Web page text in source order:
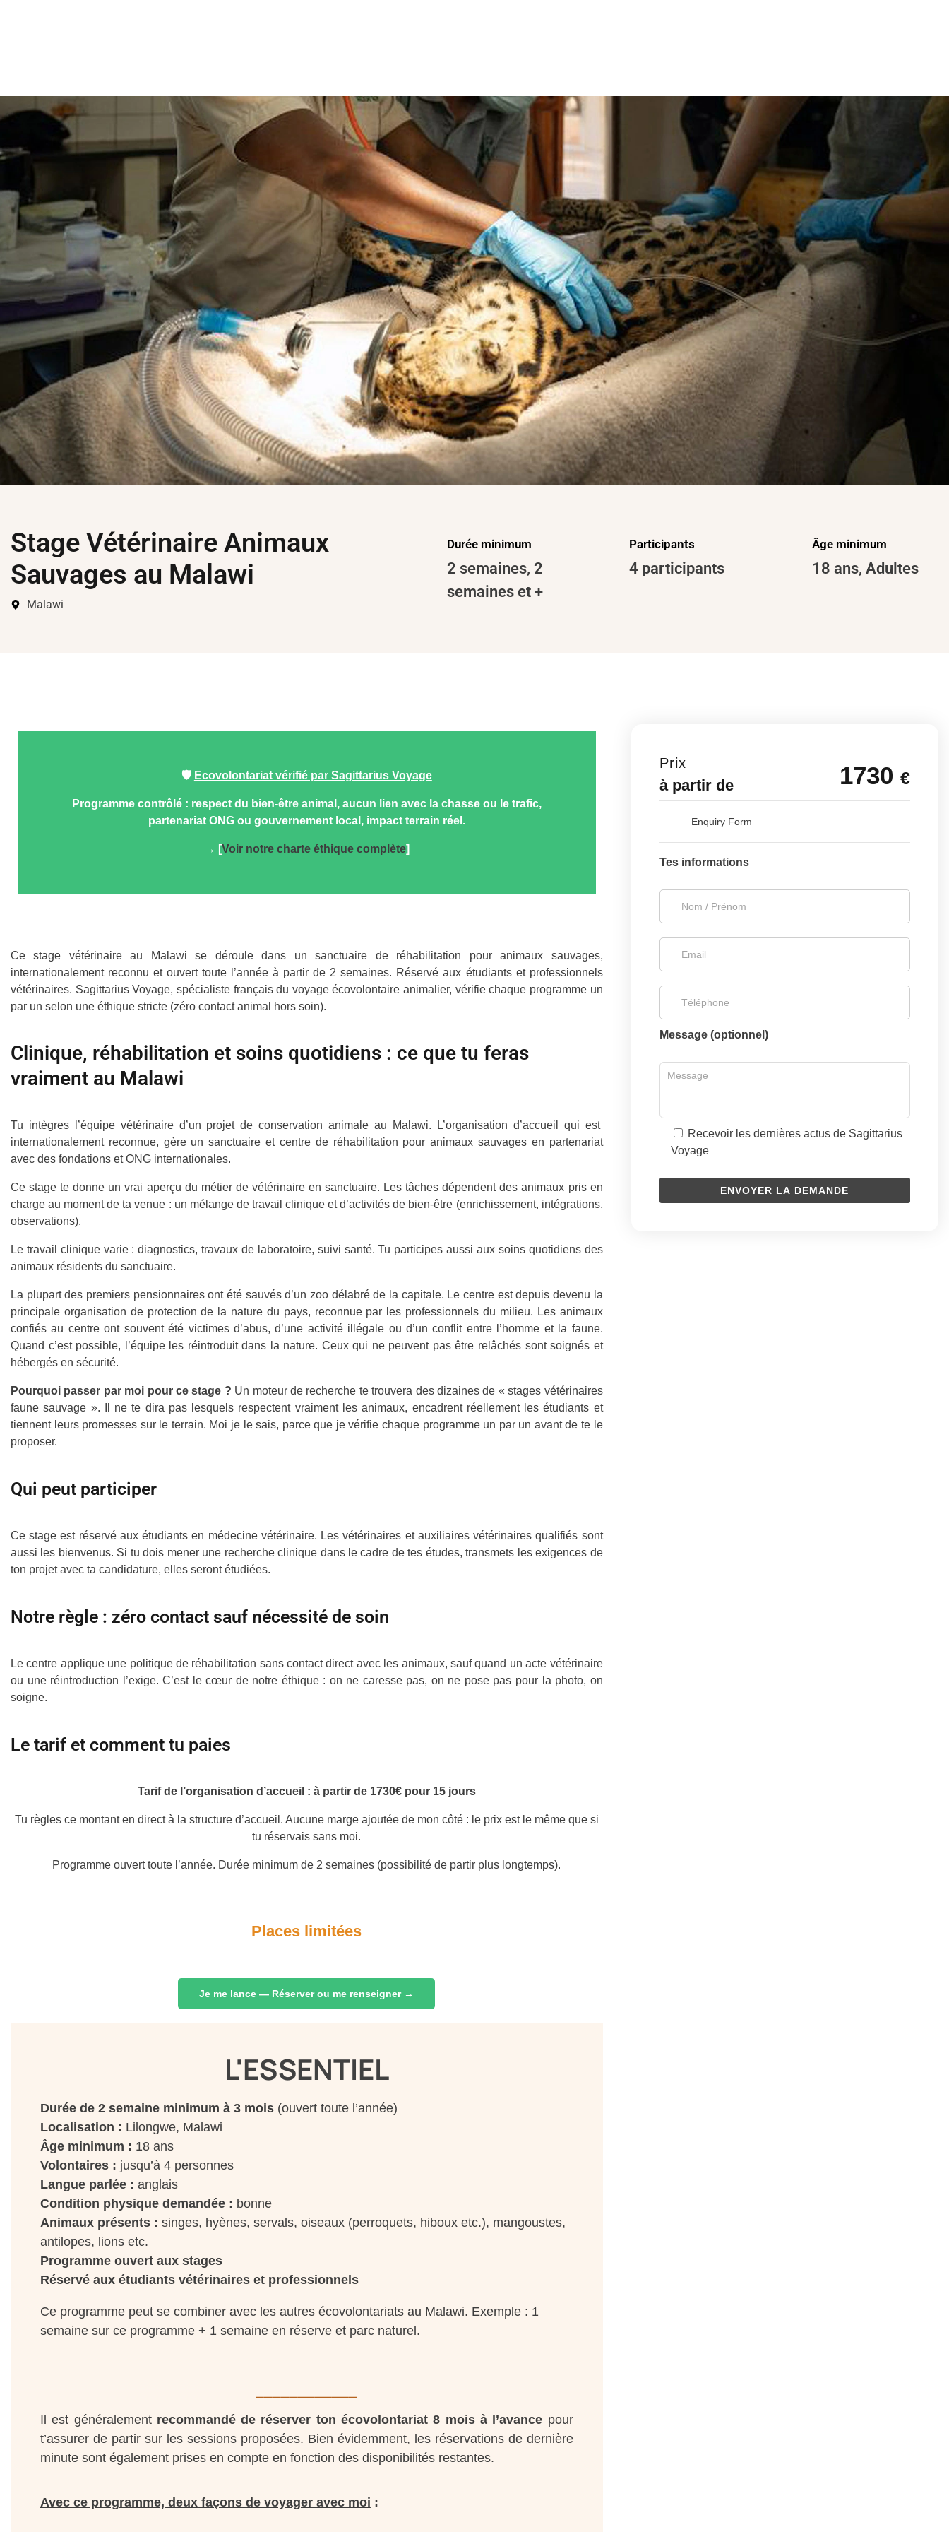
Stage Vétérinaire Animaux
Sauvages au Malawi
Malawi
Durée minimum
2 semaines, 2
semaines et +
Participants
4 participants
Âge minimum
18 ans,Adultes
🛡️ Ecovolontariat vérifié par Sagittarius Voyage
Programme contrôlé : respect du bien-être animal, aucun lien avec la chasse ou le trafic,
partenariat ONG ou gouvernement local, impact terrain réel.
→ [Voir notre charte éthique complète]
Ce stage vétérinaire au Malawi se déroule dans un sanctuaire de réhabilitation pour animaux sauvages,
internationalement reconnu et ouvert toute l’année à partir de 2 semaines. Réservé aux étudiants et professionnels
vétérinaires. Sagittarius Voyage, spécialiste français du voyage écovolontaire animalier, vérifie chaque programme un
par un selon une éthique stricte (zéro contact animal hors soin).
Clinique, réhabilitation et soins quotidiens : ce que tu feras
vraiment au Malawi
Tu intègres l’équipe vétérinaire d’un projet de conservation animale au Malawi. L’organisation d’accueil qui est
internationalement reconnue, gère un sanctuaire et centre de réhabilitation pour animaux sauvages en partenariat
avec des fondations et ONG internationales.
Ce stage te donne un vrai aperçu du métier de vétérinaire en sanctuaire. Les tâches dépendent des animaux pris en
charge au moment de ta venue : un mélange de travail clinique et d’activités de bien-être (enrichissement, intégrations,
observations).
Le travail clinique varie : diagnostics, travaux de laboratoire, suivi santé. Tu participes aussi aux soins quotidiens des
animaux résidents du sanctuaire.
La plupart des premiers pensionnaires ont été sauvés d’un zoo délabré de la capitale. Le centre est depuis devenu la
principale organisation de protection de la nature du pays, reconnue par les professionnels du milieu. Les animaux
confiés au centre ont souvent été victimes d’abus, d’une activité illégale ou d’un conflit entre l’homme et la faune.
Quand c’est possible, l’équipe les réintroduit dans la nature. Ceux qui ne peuvent pas être relâchés sont soignés et
hébergés en sécurité.
Pourquoi passer par moi pour ce stage ? Un moteur de recherche te trouvera des dizaines de « stages vétérinaires
faune sauvage ». Il ne te dira pas lesquels respectent vraiment les animaux, encadrent réellement les étudiants et
tiennent leurs promesses sur le terrain. Moi je le sais, parce que je vérifie chaque programme un par un avant de te le
proposer.
Qui peut participer
Ce stage est réservé aux étudiants en médecine vétérinaire. Les vétérinaires et auxiliaires vétérinaires qualifiés sont
aussi les bienvenus. Si tu dois mener une recherche clinique dans le cadre de tes études, transmets les exigences de
ton projet avec ta candidature, elles seront étudiées.
Notre règle : zéro contact sauf nécessité de soin
Le centre applique une politique de réhabilitation sans contact direct avec les animaux, sauf quand un acte vétérinaire
ou une réintroduction l’exige. C’est le cœur de notre éthique : on ne caresse pas, on ne pose pas pour la photo, on
soigne.
Le tarif et comment tu paies
Tarif de l’organisation d’accueil : à partir de 1730€ pour 15 jours
Tu règles ce montant en direct à la structure d’accueil. Aucune marge ajoutée de mon côté : le prix est le même que si
tu réservais sans moi.
Programme ouvert toute l’année. Durée minimum de 2 semaines (possibilité de partir plus longtemps).
Places limitées
Je me lance — Réserver ou me renseigner →
L'ESSENTIEL
Durée de 2 semaine minimum à 3 mois(ouvert toute l’année)
Localisation : Lilongwe, Malawi
Âge minimum : 18 ans
Volontaires : jusqu’à 4 personnes
Langue parlée : anglais
Condition physique demandée : bonne
Animaux présents : singes, hyènes, servals, oiseaux (perroquets, hiboux etc.), mangoustes,
antilopes, lions etc.
Programme ouvert aux stages
Réservé aux étudiants vétérinaires et professionnels
Ce programme peut se combiner avec les autres écovolontariats au Malawi. Exemple : 1
semaine sur ce programme + 1 semaine en réserve et parc naturel.
Il est généralement recommandé de réserver ton écovolontariat 8 mois à l’avance pour
t’assurer de partir sur les sessions proposées. Bien évidemment, les réservations de dernière
minute sont également prises en compte en fonction des disponibilités restantes.
Avec ce programme, deux façons de voyager avec moi :
Prix
à partir de 1730 €
Enquiry Form
Tes informations
Message (optionnel)
Recevoir les dernières actus de Sagittarius
Voyage